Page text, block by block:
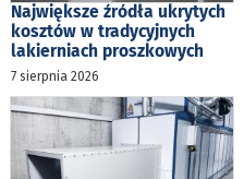
Największe źródła ukrytych
kosztów w tradycyjnych
lakierniach proszkowych
7 sierpnia 2026